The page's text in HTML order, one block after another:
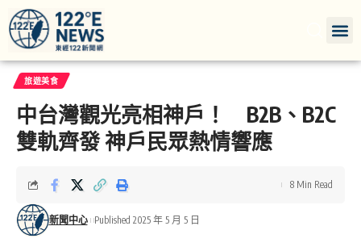
旅遊美食
中台灣觀光亮相神戶！ B2B、B2C
雙軌齊發 神戶民眾熱情響應
新聞中心 Published 2025 年 5 月 5 日
8 Min Read